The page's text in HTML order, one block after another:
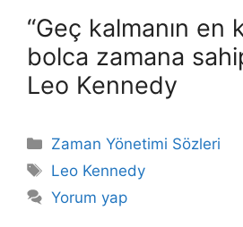
“Geç kalmanın en
bolca zamana
Leo Kennedy
Kategoriler
Zaman Yönetimi Sözleri
Etiketler
Leo Kennedy
Yorum yap